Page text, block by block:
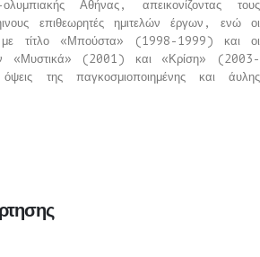
Αθήνας, απεικονίζοντας τους
επιθεωρητές ημιτελών έργων, ενώ οι
τίτλο «Μπούστα» (1998-1999) και οι
«Μυστικά» (2001) και «Κρίση» (2003-
της παγκοσμιοποιημένης και άυλης